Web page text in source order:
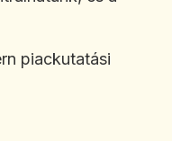
piackutatási